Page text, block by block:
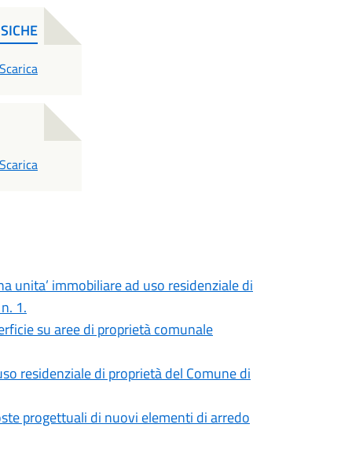
PDF
Scarica
PDF
Scarica
unita’ immobiliare ad uso residenziale di
1.
su aree di proprietà comunale
residenziale di proprietà del Comune di
progettuali di nuovi elementi di arredo